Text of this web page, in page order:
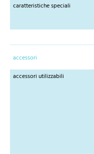
caratteristiche speciali
accessori
accessori utilizzabili